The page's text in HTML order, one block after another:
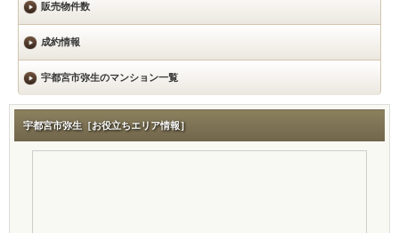
販売物件数
成約情報
宇都宮市弥生のマンション一覧
宇都宮市弥生［お役立ちエリア情報］